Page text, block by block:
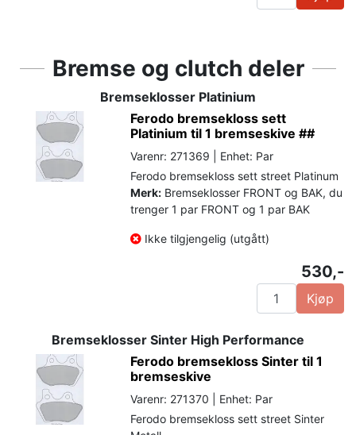
Bremse og clutch deler
Bremseklosser Platinium
Ferodo bremsekloss sett
Platinium til 1 bremseskive ##
Varenr: 271369 | Enhet: Par
Ferodo bremsekloss sett street Platinum
Merk: Bremseklosser FRONT og BAK, du
trenger 1 par FRONT og 1 par BAK
Ikke tilgjengelig (utgått)
530,-
Kjøp
Bremseklosser Sinter High Performance
Ferodo bremsekloss Sinter til 1
bremseskive
Varenr: 271370 | Enhet: Par
Ferodo bremsekloss sett street Sinter